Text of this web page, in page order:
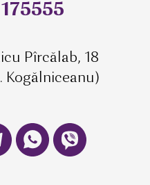
Pîrcălab, 18
Kogălniceanu)